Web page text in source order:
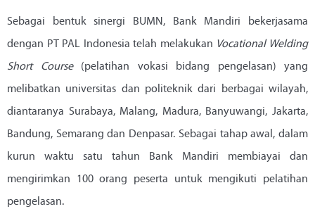
Sebagai bentuk sinergi BUMN, Bank Mandiri bekerjasama
dengan PT PAL Indonesia telah melakukan Vocational Welding
Short Course(pelatihan vokasi bidang pengelasan) yang
melibatkan universitas dan politeknik dari berbagai wilayah,
diantaranya Surabaya, Malang, Madura, Banyuwangi, Jakarta,
Bandung, Semarang dan Denpasar. Sebagai tahap awal, dalam
kurun waktu satu tahun Bank Mandiri membiayai dan
mengirimkan 100 orang peserta untuk mengikuti pelatihan
pengelasan.